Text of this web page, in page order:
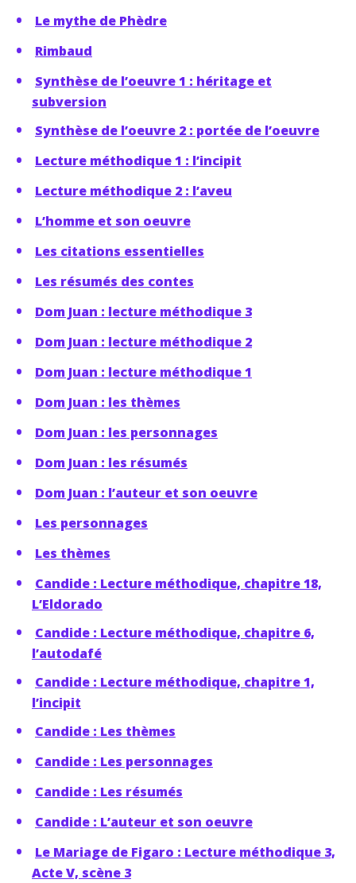
Le mythe de Phèdre
Rimbaud
Synthèse de l’oeuvre 1 : héritage et
subversion
Synthèse de l’oeuvre 2 : portée de l’oeuvre
Lecture méthodique 1 : l’incipit
Lecture méthodique 2 : l’aveu
L’homme et son oeuvre
Les citations essentielles
Les résumés des contes
Dom Juan : lecture méthodique 3
Dom Juan : lecture méthodique 2
Dom Juan : lecture méthodique 1
Dom Juan : les thèmes
Dom Juan : les personnages
Dom Juan : les résumés
Dom Juan : l’auteur et son oeuvre
Les personnages
Les thèmes
Candide : Lecture méthodique, chapitre 18,
L’Eldorado
Candide : Lecture méthodique, chapitre 6,
l’autodafé
Candide : Lecture méthodique, chapitre 1,
l’incipit
Candide : Les thèmes
Candide : Les personnages
Candide : Les résumés
Candide : L’auteur et son oeuvre
Le Mariage de Figaro : Lecture méthodique 3,
Acte V, scène 3